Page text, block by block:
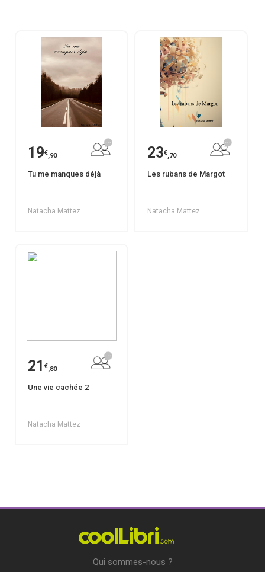
19€,90
Tu me manques déjà
Natacha Mattez
23€,70
Les rubans de Margot
Natacha Mattez
21 €,80
Une vie cachée 2
Natacha Mattez
Qui sommes-nous ?